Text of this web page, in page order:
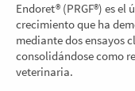
Endoret® (PRGF®) es
crecimiento que ha
mediante dos ensayos
consolidándose como
veterinaria.